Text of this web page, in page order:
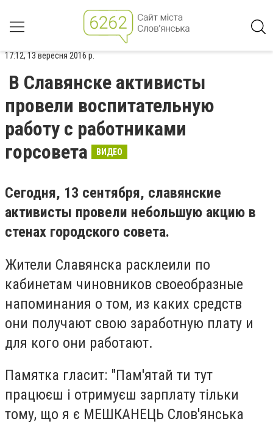
17:12, 13 вересня 2016 р.
В Славянске активисты
провели воспитательную
работу с работниками
горсовета
ВИДЕО
Сегодня, 13 сентября, славянские
активисты провели небольшую акцию в
стенах городского совета.
Жители Славянска расклеили по
кабинетам чиновников своеобразные
напоминания о том, из каких средств
они получают свою заработную плату и
для кого они работают.
Памятка гласит: "Пам'ятай ти тут
працюєш і отримуєш зарплату тільки
тому, що я є МЕШКАНЕЦЬ Слов'янська